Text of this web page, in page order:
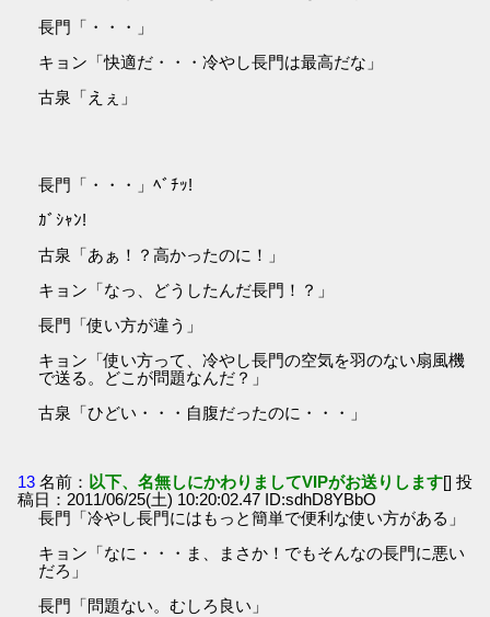
長門「・・・」
キョン「快適だ・・・冷やし長門は最高だな」
古泉「えぇ」
長門「・・・」ﾍﾞﾁｯ!
ｶﾞｼｬﾝ!
古泉「あぁ！？高かったのに！」
キョン「なっ、どうしたんだ長門！？」
長門「使い方が違う」
キョン「使い方って、冷やし長門の空気を羽のない扇風機
で送る。どこが問題なんだ？」
古泉「ひどい・・・自腹だったのに・・・」
13 名前： 以下、名無しにかわりましてVIPがお送りします[] 投
稿日：2011/06/25(土) 10:20:02.47 ID:sdhD8YBbO
長門「冷やし長門にはもっと簡単で便利な使い方がある」
キョン「なに・・・ま、まさか！でもそんなの長門に悪い
だろ」
長門「問題ない。むしろ良い」